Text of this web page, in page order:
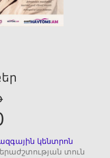
կենտրոն
տուն